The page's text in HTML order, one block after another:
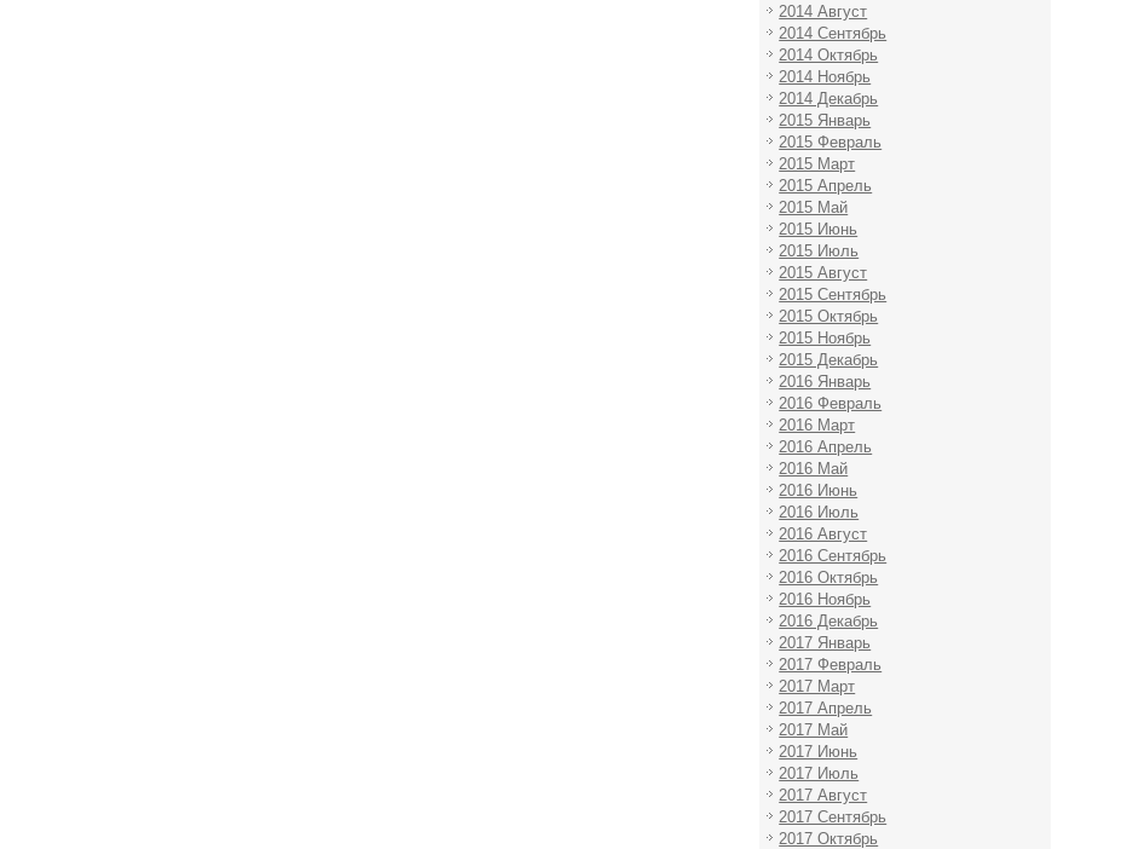
2014 Август
2014 Сентябрь
2014 Октябрь
2014 Ноябрь
2014 Декабрь
2015 Январь
2015 Февраль
2015 Март
2015 Апрель
2015 Май
2015 Июнь
2015 Июль
2015 Август
2015 Сентябрь
2015 Октябрь
2015 Ноябрь
2015 Декабрь
2016 Январь
2016 Февраль
2016 Март
2016 Апрель
2016 Май
2016 Июнь
2016 Июль
2016 Август
2016 Сентябрь
2016 Октябрь
2016 Ноябрь
2016 Декабрь
2017 Январь
2017 Февраль
2017 Март
2017 Апрель
2017 Май
2017 Июнь
2017 Июль
2017 Август
2017 Сентябрь
2017 Октябрь